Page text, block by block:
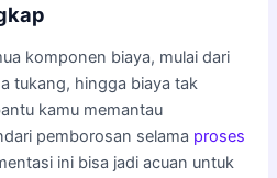
komponen biaya, mulai dari
tukang, hingga biaya tak
kamu memantau
pemborosan selama proses
ini bisa jadi acuan untuk